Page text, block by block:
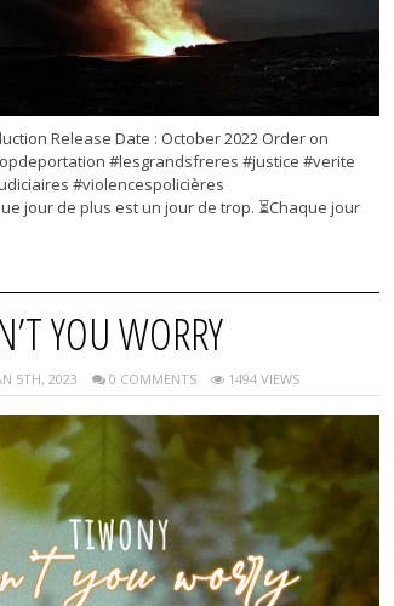
Release Date : October 2022 Order on
#lesgrandsfreres #justice #verite
#violencespolicières
jour de plus est un jour de trop. ⏳Chaque jour
YOU WORRY
5TH, 2023 0 COMMENTS 1494 VIEWS